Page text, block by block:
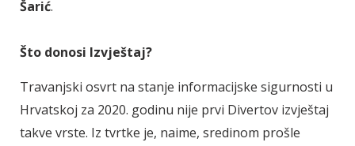
Šarić.
Što donosi Izvještaj?
Travanjski osvrt na stanje informacijske sigurnosti u
Hrvatskoj za 2020. godinu nije prvi Divertov izvještaj
takve vrste. Iz tvrtke je, naime, sredinom prošle